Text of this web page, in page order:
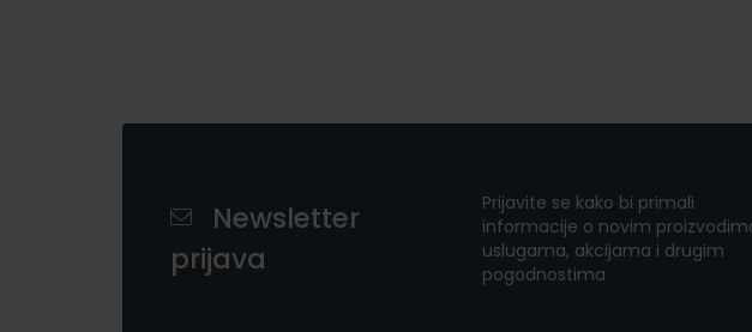
Newsletter
prijava
Prijavite se kako bi primali
informacije o novim
uslugama, akcijama i drugim
pogodnostima